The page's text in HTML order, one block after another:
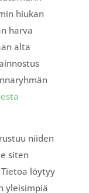
hiukan
harva
alta
niiden
siten
löytyy
yleisimpiä